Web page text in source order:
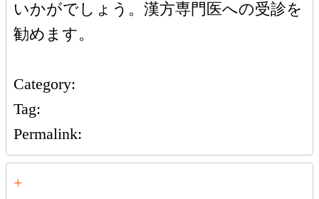
いかがでしょう。漢方専門医への受診を
勧めます。
Category:
Tag:
Permalink:
+